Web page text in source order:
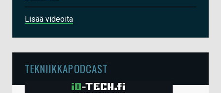
Lisää videoita
TEKNIIKKAPODCAST